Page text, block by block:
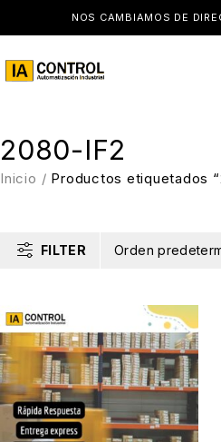
NOS CAMBIAMOS DE
2080-IF2
Inicio / Productos etiquetados
FILTER Orden